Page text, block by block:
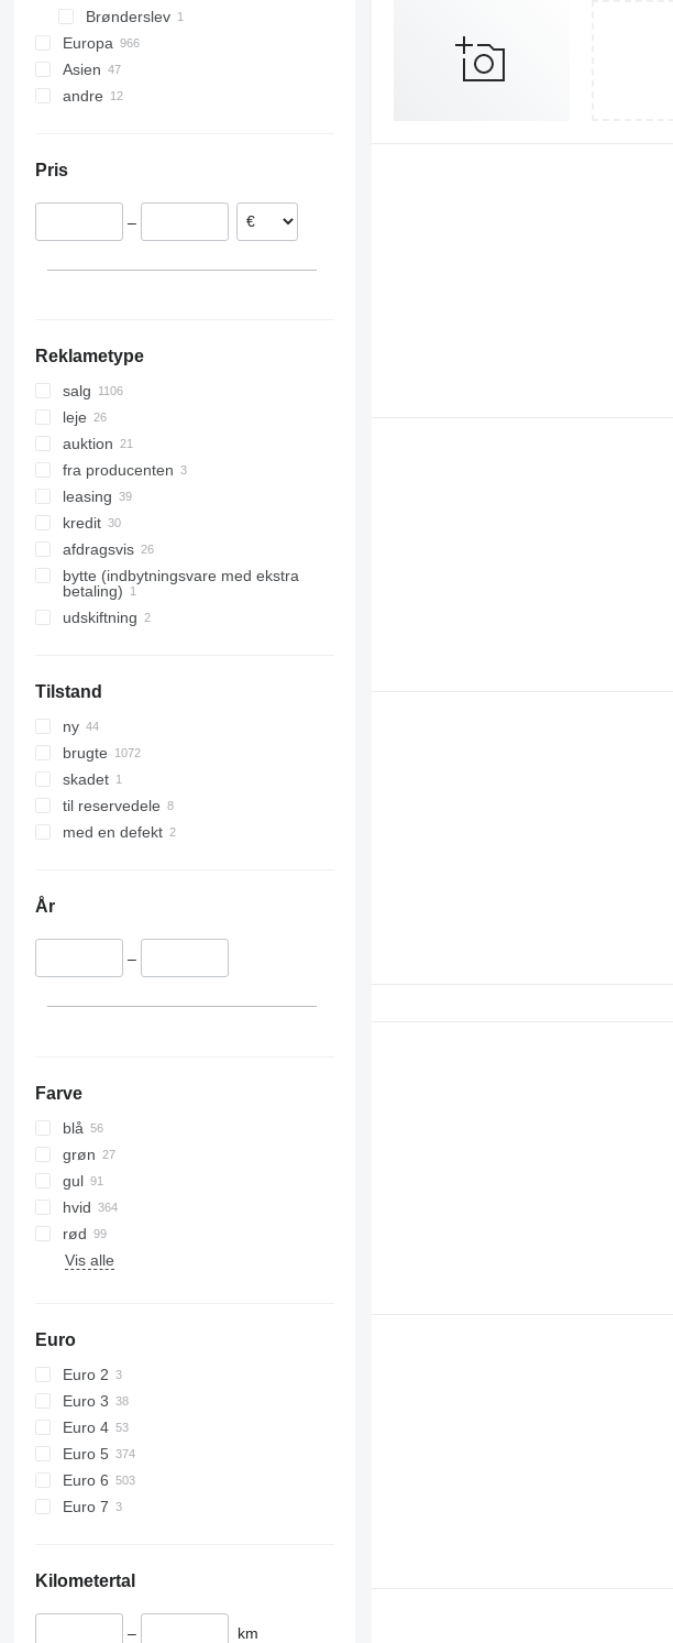
Brønderslev
Europa
Tyskland
Polen
Sverige
Belgien
Asien
Kina
andre
Pris
–
Reklametype
salg
leje
auktion
fra producenten
leasing
kredit
afdragsvis
bytte (indbytningsvare med ekstra
betaling)
udskiftning
Tilstand
ny
brugte
skadet
til reservedele
med en defekt
År
–
Farve
blå
grøn
gul
hvid
rød
Vis alle
Euro
Euro 2
Euro 3
Euro 4
Euro 5
Euro 6
Euro 7
Kilometertal
– km